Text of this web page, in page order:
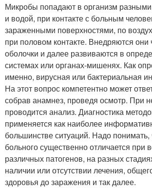
Микробы попадают в организм
и водой, при контакте с больным
зараженными поверхностями, по
при половом контакте. Внедряются они
оболочки и далее развиваются в
системах или органах-мишенях. Как
именно, вирусная или бактериальная
На этот вопрос компетентно может
собрав анамнез, проведя осмотр. При
проводится анализ. Диагностика
применяется как наиболее
большинстве ситуаций. Надо понимать,
больного существенно отличается при
различных патогенов, на разных
наличии или отсутствии лечения,
здоровья до заражения и так далее.